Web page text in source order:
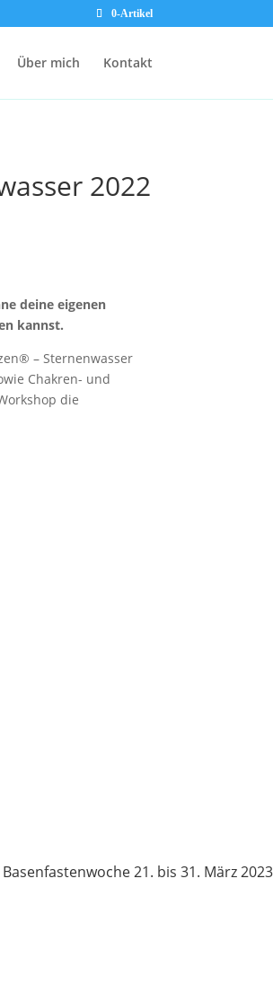
0-Artikel
Über mich Kontakt
2022
deine eigenen
kannst.
– Sternenwasser
Chakren- und
die
Basenfastenwoche 21. bis 31. März 2023